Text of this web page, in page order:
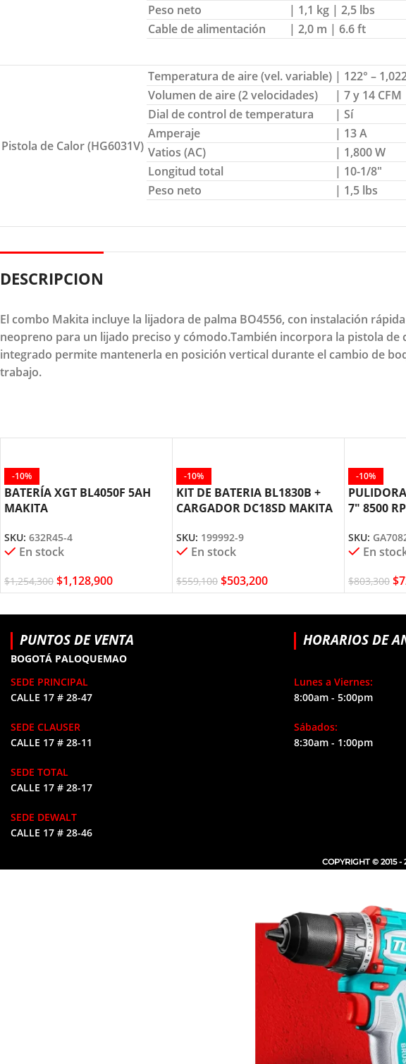
Peso neto
| 1,1 kg | 2,5 lbs
Cable de alimentación
| 2,0 m | 6.6 ft
Pistola de Calor (HG6031V)
Temperatura de aire (vel. variable) | 122° –
Volumen de aire (2 velocidades)
| 7 y 14 CFM
Dial de control de temperatura
| Sí
Amperaje
| 13 A
Vatios (AC)
| 1,800 W
Longitud total
| 10-1/8″
Peso neto
| 1,5 lbs
DESCRIPCION
El combo Makita incluye la lijadora de palma BO4556, con instalación
neopreno para un lijado preciso y cómodo.También incorpora la pistola
integrado permite mantenerla en posición vertical durante el cambio de
trabajo.
-10%
BATERÍA XGT BL4050F 5AH
MAKITA
SKU: 632R45-4
En stock
$1,254,300 $1,128,900
-10%
KIT DE BATERIA BL1830B +
CARGADOR DC18SD MAKITA
SKU: 199992-9
En stock
$559,100 $503,200
-10%
7″ 8500
SKU:
En
$803,300 $
PUNTOS DE VENTA
BOGOTÁ PALOQUEMAO
SEDE PRINCIPAL
CALLE 17 # 28-47
SEDE CLAUSER
CALLE 17 # 28-11
SEDE TOTAL
CALLE 17 # 28-17
SEDE DEWALT
CALLE 17 # 28-46
HORARIOS DE
Lunes a Viernes:
8:00am - 5:00pm
Sábados:
8:30am - 1:00pm
COPYRIGHT © 2015 -